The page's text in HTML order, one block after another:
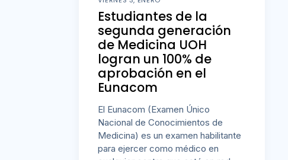
Estudiantes de la
segunda generación
de Medicina UOH
logran un 100% de
aprobación en el
Eunacom
El Eunacom (Examen Único
Nacional de Conocimientos de
Medicina) es un examen habilitante
para ejercer como médico en